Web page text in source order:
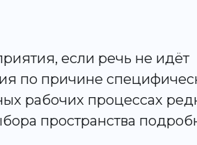
если речь не идёт
по причине
рабочих процессах
пространства